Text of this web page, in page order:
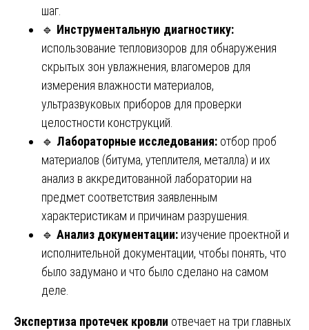
шаг.
🔹 Инструментальную диагностику:
использование тепловизоров для обнаружения
скрытых зон увлажнения, влагомеров для
измерения влажности материалов,
ультразвуковых приборов для проверки
целостности конструкций.
🔹 Лабораторные исследования: отбор проб
материалов (битума, утеплителя, металла) и их
анализ в аккредитованной лаборатории на
предмет соответствия заявленным
характеристикам и причинам разрушения.
🔹 Анализ документации: изучение проектной и
исполнительной документации, чтобы понять, что
было задумано и что было сделано на самом
деле.
Экспертиза протечек кровли отвечает на три главных